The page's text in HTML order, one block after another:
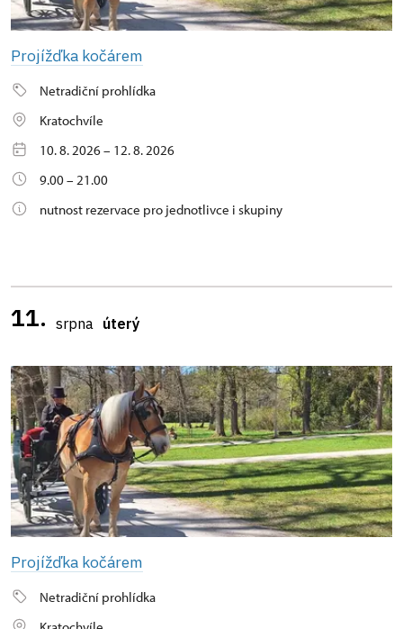
Projížďka kočárem
Netradiční prohlídka
Kratochvíle
10. 8. 2026 – 12. 8. 2026
9.00 – 21.00
nutnost rezervace pro jednotlivce i skupiny
11. srpna úterý
Projížďka kočárem
Netradiční prohlídka